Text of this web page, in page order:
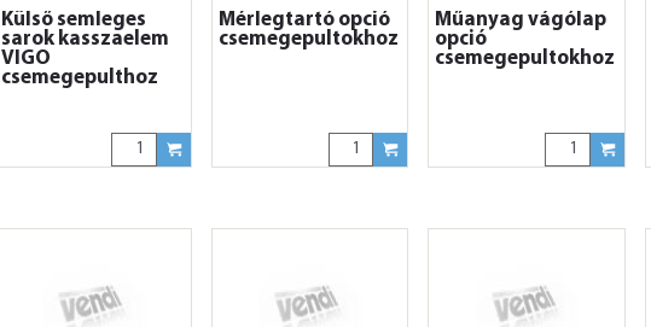
Külső semleges
sarok kasszaelem
VIGO
csemegepulthoz
Mérlegtartó opció
csemegepultokhoz
Műanyag vágólap
opció
csemegepultokhoz